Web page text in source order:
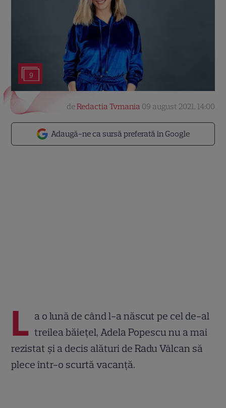
9
Adaugă-ne ca sursă preferată în Google
deRedactia Tvmania 09 august 2021, 14:00
L a o lună de când l-a născut pe cel de-al
treilea băiețel, Adela Popescu nu a mai
rezistat și a decis alături de Radu Vâlcan să
plece într-o scurtă vacanță.